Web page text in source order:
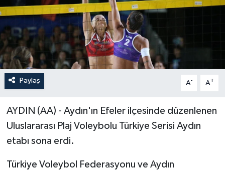
Paylaş A- A+
AYDIN (AA) - Aydın'ın Efeler ilçesinde düzenlenen
Uluslararası Plaj Voleybolu Türkiye Serisi Aydın
etabı sona erdi.
Türkiye Voleybol Federasyonu ve Aydın